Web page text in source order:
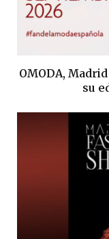
OMODA,
su